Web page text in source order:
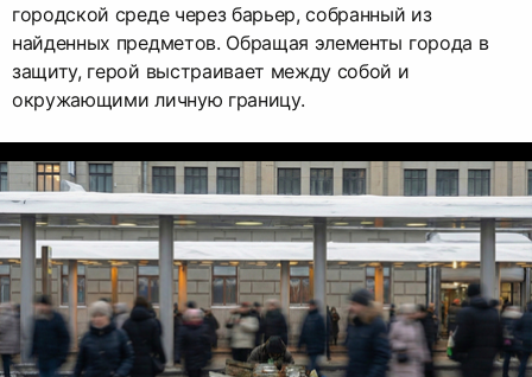
городской среде через барьер, собранный из
найденных предметов. Обращая элементы города в
защиту, герой выстраивает между собой и
окружающими личную границу.